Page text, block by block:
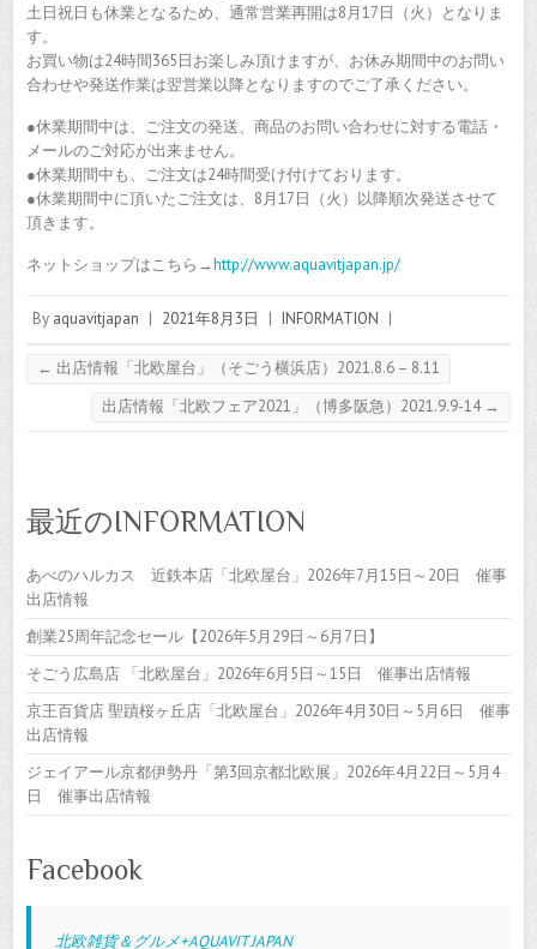
土日祝日も休業となるため、通常営業再開は8月17日（火）となりま
す。
お買い物は24時間365日お楽しみ頂けますが、お休み期間中のお問い
合わせや発送作業は翌営業以降となりますのでご了承ください。
●休業期間中は、ご注文の発送、商品のお問い合わせに対する電話・
メールのご対応が出来ません。
●休業期間中も、ご注文は24時間受け付けております。
●休業期間中に頂いたご注文は、8月17日（火）以降順次発送させて
頂きます。
ネットショップはこちら→http://www.aquavitjapan.jp/
By aquavitjapan | 2021年8月3日 | INFORMATION |
← 出店情報「北欧屋台」（そごう横浜店）2021.8.6 – 8.11
出店情報「北欧フェア2021」（博多阪急）2021.9.9-14 →
最近のINFORMATION
あべのハルカス 近鉄本店「北欧屋台」2026年7月15日～20日 催事
出店情報
創業25周年記念セール【2026年5月29日～6月7日】
そごう広島店 「北欧屋台」2026年6月5日～15日 催事出店情報
京王百貨店 聖蹟桜ヶ丘店「北欧屋台」2026年4月30日～5月6日 催事
出店情報
ジェイアール京都伊勢丹「第3回京都北欧展」2026年4月22日～5月4
日 催事出店情報
Facebook
北欧雑貨＆グルメ+AQUAVIT JAPAN